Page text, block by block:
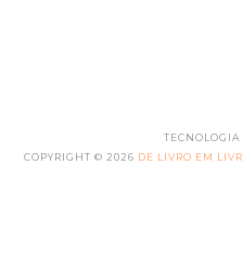
TECNOLOGIA
COPYRIGHT © 2026 DE LIVRO EM